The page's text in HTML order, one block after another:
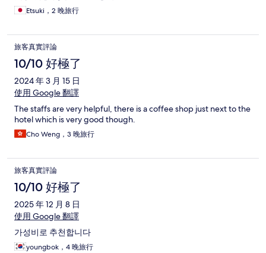
Etsuki，2 晚旅行
旅客真實評論
10/10 好極了
2024 年 3 月 15 日
使用 Google 翻譯
The staffs are very helpful, there is a coffee shop just next to the
hotel which is very good though.
Cho Weng，3 晚旅行
旅客真實評論
10/10 好極了
2025 年 12 月 8 日
使用 Google 翻譯
가성비로 추천합니다
youngbok，4 晚旅行